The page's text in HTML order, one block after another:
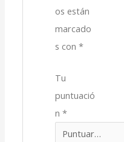
os están
marcado
s con*
Tu
puntuació
n*